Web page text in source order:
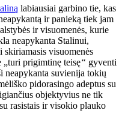
labiausiai garbino tie, kas
ir panieką tiek jam
ir visuomenės, kurie
neapykanta Stalinui,
skiriamasis visuomenės
„turi prigimtinę teisę“ gyventi
neapykanta suvienija tokių
pidorasingo adeptus su
objektyvius ne tik
rasistais ir visokio plauko